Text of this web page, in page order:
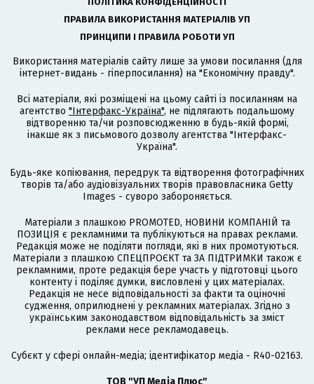
ПРАВИЛА ВИКОРИСТАННЯ МАТЕРІАЛІВ УП
ПРИНЦИПИ І ПРАВИЛА РОБОТИ УП
Використання матеріалів сайту лише за умови посилання (для
інтернет-видань - гіперпосилання) на "Економічну правду".
Всі матеріали, які розміщені на цьому сайті із посиланням на
агентство "Інтерфакс-Україна", не підлягають подальшому
відтворенню та/чи розповсюдженню в будь-якій формі,
інакше як з письмового дозволу агентства "Інтерфакс-
Україна".
Будь-яке копіювання, передрук та відтворення фотографічних
творів та/або аудіовізуальних творів правовласника Getty
Images - суворо забороняється.
Матеріали з плашкою PROMOTED, НОВИНИ КОМПАНІЙ та
ПОЗИЦІЯ є рекламними та публікуються на правах реклами.
Редакція може не поділяти погляди, які в них промотуються.
Матеріали з плашкою СПЕЦПРОЄКТ та ЗА ПІДТРИМКИ також є
рекламними, проте редакція бере участь у підготовці цього
контенту і поділяє думки, висловлені у цих матеріалах.
Редакція не несе відповідальності за факти та оціночні
судження, оприлюднені у рекламних матеріалах. Згідно з
українським законодавством відповідальність за зміст
реклами несе рекламодавець.
Cубєкт у сфері онлайн-медіа; ідентифікатор медіа - R40-02163.